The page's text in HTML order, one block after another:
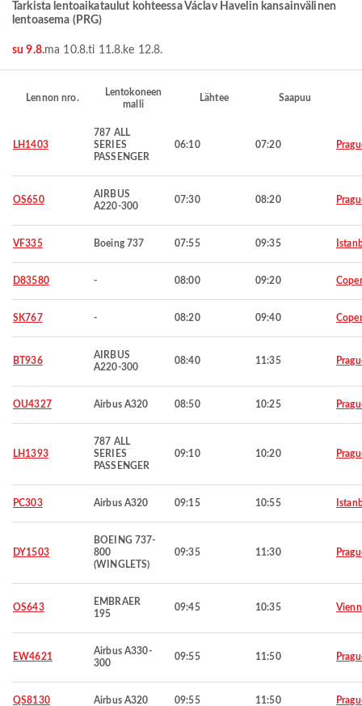
Tarkista lentoaikataulut kohteessa Václav Havelin kansainvälinen
lentoasema (PRG)
su 9.8.ma 10.8.ti 11.8.ke 12.8.
Lennon nro.
Lentokoneen
malli
Lähtee Saapuu
LH1403
787 ALL
SERIES
PASSENGER
06:10 07:20
OS650
AIRBUS
A220-300
07:30 08:20
VF335 Boeing 737 07:55 09:35
D83580 - 08:00 09:20
SK767 - 08:20 09:40
BT936
AIRBUS
A220-300
08:40 11:35
OU4327 Airbus A320 08:50 10:25
LH1393
787 ALL
SERIES
PASSENGER
09:10 10:20
PC303 Airbus A320 09:15 10:55
DY1503
BOEING 737-
800
(WINGLETS)
09:35 11:30
OS643
EMBRAER
195
09:45 10:35
EW4621
Airbus A330-
300
09:55 11:50
QS8130 Airbus A320 09:55 11:50